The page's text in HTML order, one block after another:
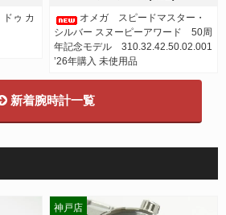
ゥ カ
オメガ スピードマスター・
シルバー スヌーピーアワード 50周
年記念モデル 310.32.42.50.02.001
’26年購入 未使用品
新着腕時計一覧
神戸店